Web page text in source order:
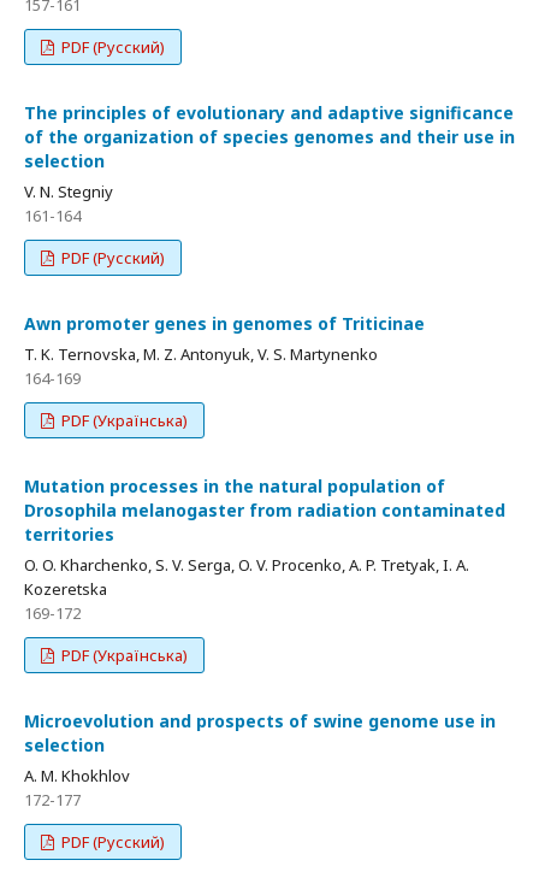
157-161
PDF (Русский)
The principles of evolutionary and adaptive significance
of the organization of species genomes and their use in
selection
V. N. Stegniy
161-164
PDF (Русский)
Awn promoter genes in genomes of Triticinae
T. K. Ternovska, M. Z. Antonyuk, V. S. Martynenko
164-169
PDF (Українська)
Mutation processes in the natural population of
Drosophila melanogaster from radiation contaminated
territories
O. O. Kharchenko, S. V. Serga, O. V. Procenko, A. P. Tretyak, I. A.
Kozeretska
169-172
PDF (Українська)
Microevolution and prospects of swine genome use in
selection
A. M. Khokhlov
172-177
PDF (Русский)